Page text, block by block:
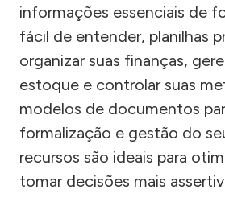
informações essenciais de
fácil de entender, planilhas
organizar suas finanças,
estoque e controlar suas
modelos de documentos
formalização e gestão do
recursos são ideais para
tomar decisões mais